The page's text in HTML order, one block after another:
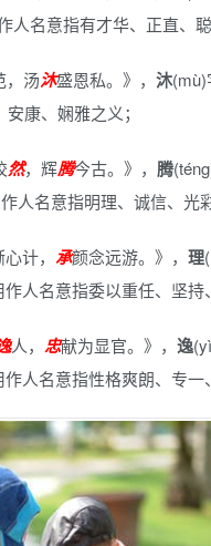
人名意指有才华、正直、聪
，汤沐盛恩私。》 ， 沐(mù)
康、娴雅之义；
然，辉腾今古。》 ， 腾
人名意指明理、诚信、光
计， 承颜念远游。》 ， 理
作人名意指委以重任、坚持
人， 忠献为显官。》 ， 逸
作人名意指性格爽朗、专一